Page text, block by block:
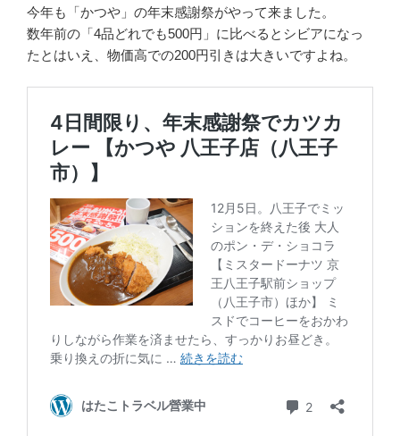
今年も「かつや」の年末感謝祭がやって来ました。
数年前の「4品どれでも500円」に比べるとシビアになっ
たとはいえ、物価高での200円引きは大きいですよね。